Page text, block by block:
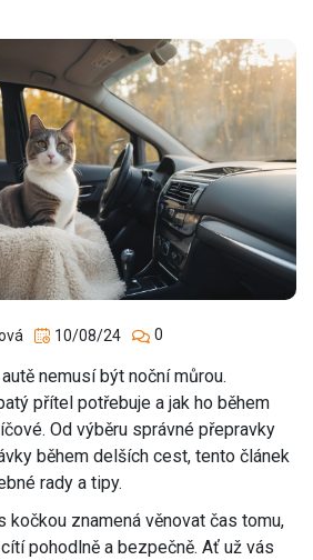
10/08/24 0
nemusí být noční můrou.
přítel potřebuje a jak ho během
Od výběru správné přepravky
během delších cest, tento článek
rady a tipy.
kočkou znamená věnovat čas tomu,
pohodlně a bezpečně. Ať už vás